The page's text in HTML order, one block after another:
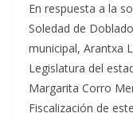
En respuesta a la
Soledad de
municipal, Arantxa
Legislatura del
Margarita Corro
Fiscalización de